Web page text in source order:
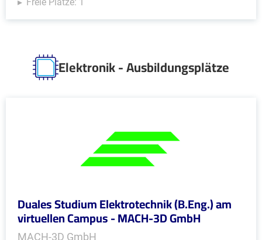
Elektronik - Ausbildungsplätze
Duales Studium Elektrotechnik (B.Eng.) am
virtuellen Campus - MACH-3D GmbH
MACH-3D GmbH